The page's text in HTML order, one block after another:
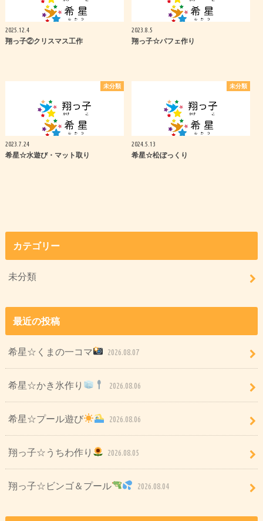
2025.12.4
翔っ子②クリスマス工作
2023.8.5
翔っ子☆パフェ作り
未分類
2023.7.24
希星☆水遊び・マット取り
未分類
2024.5.13
希星☆松ぼっくり
カテゴリー
未分類
最近の投稿
希星☆くまの一コマ 2026.08.07
希星☆かき氷作り 2026.08.06
希星☆プール遊び 2026.08.06
翔っ子☆うちわ作り 2026.08.05
翔っ子☆ビンゴ＆プール 2026.08.04